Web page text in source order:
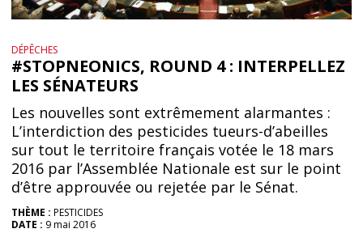
DÉPÊCHES
#STOPNEONICS, ROUND 4 : INTERPELLEZ
LES SÉNATEURS
Les nouvelles sont extrêmement alarmantes :
L’interdiction des pesticides tueurs-d’abeilles
sur tout le territoire français votée le 18 mars
2016 par l’Assemblée Nationale est sur le point
d’être approuvée ou rejetée par le Sénat.
THÈME : PESTICIDES
DATE : 9 mai 2016